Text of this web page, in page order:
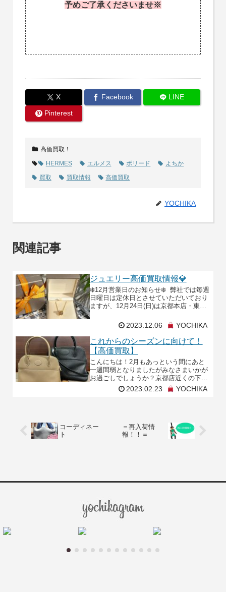
予めご了承くださいませ※
X Facebook
LINE
Pinterest
高価買取！
HERMES
エルメス ボリード
よちか
買取
買取情報 高価買取
YOCHIKA
関連記事
ジュエリー高価買取情報💎
❄️12月営業日のお知らせ❄️ 弊社では毎週
日曜日は定休日とさせていただいており
ますが、12月24日(日)は京都本店・東京
恵比寿明治通り店ともに臨時営業いたし
ます✨皆様ぜひ、日曜日もYOCHIKA
2023.12.06 YOCHIKA
これからのシーズンに向けて！
【高価買取】
こんにちは！2月もあっという間にあと
一週間弱となりましたがみなさまいかが
お過ごしでしょうか？京都店近くの下鴨
神社では梅が見頃となっており、少しず
つ春の訪れを感じます☺梅が散ればいよ
2023.02.23 YOCHIKA
コーディネー
ト
＝再入荷情
報！！＝